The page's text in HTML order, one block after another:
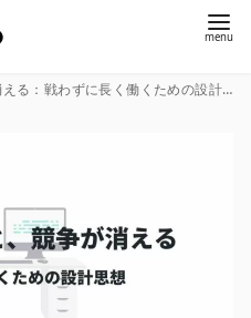
：戦わずに長く働くための設計思想